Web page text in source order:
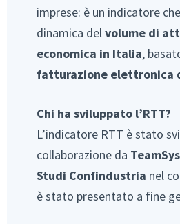
imprese: è un indicatore
dinamica delvolume di
economica in Italia,
fatturazione elettronica
Chi ha sviluppato l’RTT?
L’indicatore RTT è stato
collaborazione da
Studi Confindustria nel
è stato presentato a fine